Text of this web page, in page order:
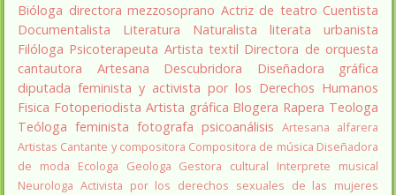
Bióloga directora mezzosoprano Actriz de teatro Cuentista
Documentalista
Literatura Naturalista literata
urbanista
Filóloga Psicoterapeuta Artista textil Directora de orquesta
cantautora
Artesana Descubridora
Diseñadora gráfica
diputada feminista y activista por los Derechos Humanos
Fisica Fotoperiodista Artista gráfica Blogera Rapera Teologa
Teóloga feminista fotografa psicoanálisis Artesana alfarera
Artistas Cantante y compositora Compositora de música Diseñadora
de moda
Ecologa Geologa Gestora cultural
Interprete musical
Neurologa Activista por los derechos sexuales de las mujeres